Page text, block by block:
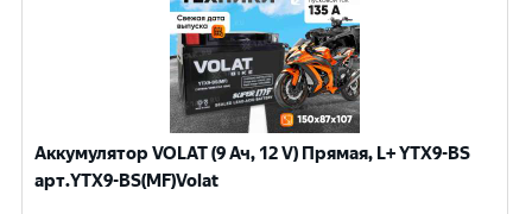
Аккумулятор VOLAT (9 Ач, 12 V) Прямая, L+ YTX9-BS
арт.YTX9-BS(MF)Volat